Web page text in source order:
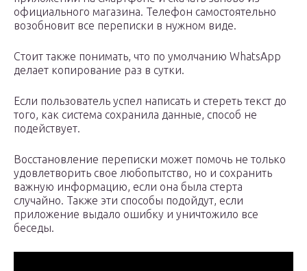
официального магазина. Телефон самостоятельно
возобновит все переписки в нужном виде.
Стоит также понимать, что по умолчанию WhatsApp
делает копирование раз в сутки.
Если пользователь успел написать и стереть текст до
того, как система сохранила данные, способ не
подействует.
Восстановление переписки может помочь не только
удовлетворить свое любопытство, но и сохранить
важную информацию, если она была стерта
случайно. Также эти способы подойдут, если
приложение выдало ошибку и уничтожило все
беседы.